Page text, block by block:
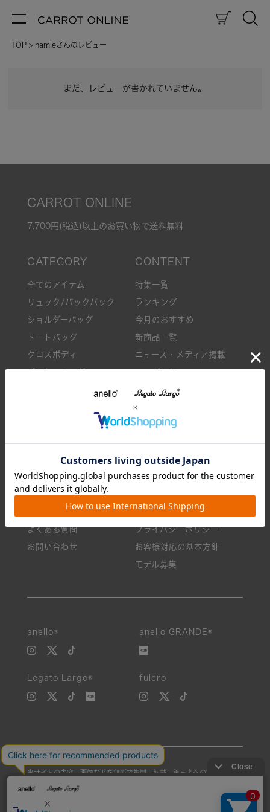
TOP namieさんのレビュー
まだ、レビューが書かれていません。
CARROT ONLINE
7,700円(税込)以上のお買い物で送料無料
全てのアイテム
リュック/バックパック
ショルダーバッグ
トートバッグ
クロスボディ
特集一覧
ランキング
今月のおすすめ
新商品一覧
ニュース・メディア掲載
バッグのお手入れ方法
お買い物ガイド
返品・交換について
配送について
お支払いについて
会員サービスについて
よくある質問
お問い合わせ
ショップリスト
企業情報
採用情報
利用規約
特定商取引法に基づく表示
プライバシーポリシー
お客様対応の基本方針
モデル募集
anello® anello GRANDE®
Legato Largo® fulcro
当サイトの内容、画像などを無断で複製、転載、第三者への譲渡などを
Unauthorized reproduction, duplication, or redistribution of any